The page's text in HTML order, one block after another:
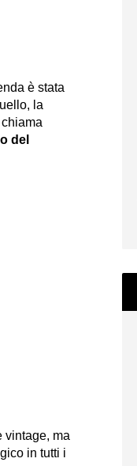
è stata
la
del
vintage, ma
in tutti i